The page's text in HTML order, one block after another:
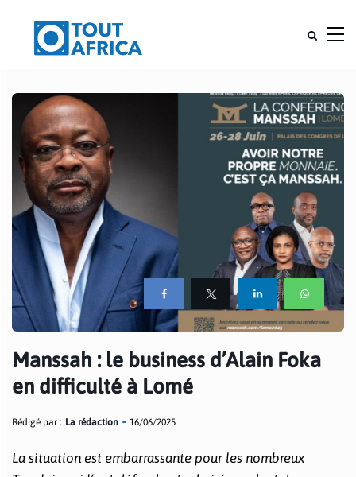
Manssah : le business d’Alain Foka
en difficulté à Lomé
Rédigé par : La rédaction 16/06/2025
La situation est embarrassante pour les nombreux